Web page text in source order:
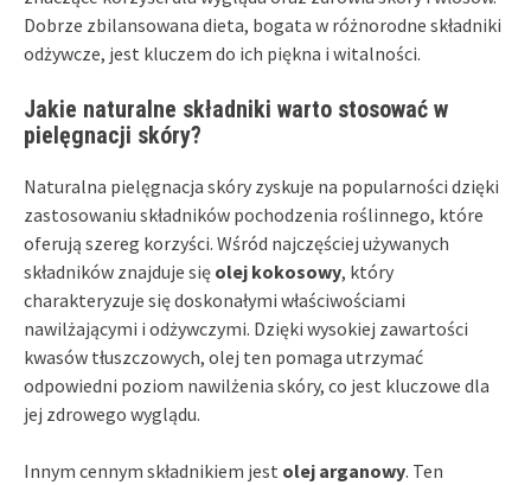
Dobrze zbilansowana dieta, bogata w różnorodne składniki
odżywcze, jest kluczem do ich piękna i witalności.
Jakie naturalne składniki warto stosować w
pielęgnacji skóry?
Naturalna pielęgnacja skóry zyskuje na popularności dzięki
zastosowaniu składników pochodzenia roślinnego, które
oferują szereg korzyści. Wśród najczęściej używanych
składników znajduje się olej kokosowy, który
charakteryzuje się doskonałymi właściwościami
nawilżającymi i odżywczymi. Dzięki wysokiej zawartości
kwasów tłuszczowych, olej ten pomaga utrzymać
odpowiedni poziom nawilżenia skóry, co jest kluczowe dla
jej zdrowego wyglądu.
Innym cennym składnikiem jest olej arganowy. Ten